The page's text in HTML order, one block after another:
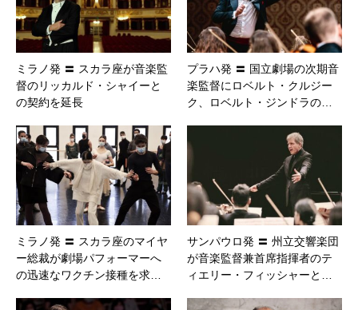
ミラノ発 〓 スカラ座が音楽監
督のリッカルド・シャイーと
の契約を延長
プラハ発 〓 国立劇場の次期音
楽監督にロベルト・クルジー
ク、ロベルト・ジンドラの…
ミラノ発 〓 スカラ座のマイヤ
ー総裁が劇場パフォーマーへ
の迅速なワクチン接種を求…
サンパウロ発 〓 州立交響楽団
が音楽監督兼首席指揮者のテ
ィエリー・フィッシャーと…